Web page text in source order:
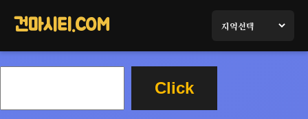
가
건마시티.COM
Click